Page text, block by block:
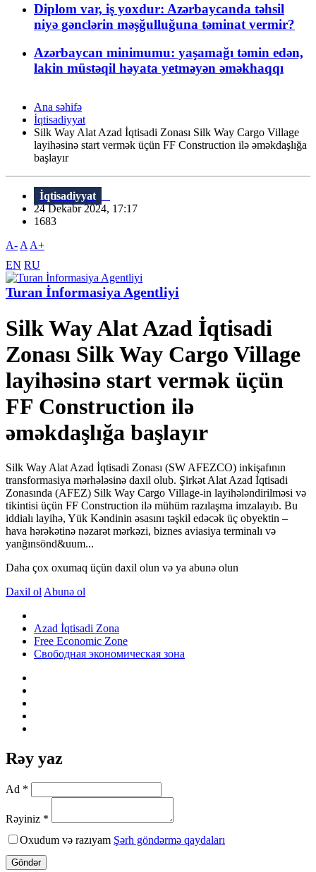
Diplom var, iş yoxdur: Azərbaycanda təhsil
niyə gənclərin məşğulluğuna təminat vermir?
Azərbaycan minimumu: yaşamağı təmin edən,
lakin müstəqil həyata yetməyən əməkhaqqı
Ana səhifə
İqtisadiyyat
Silk Way Alat Azad İqtisadi Zonası Silk Way Cargo Village
layihəsinə start vermək üçün FF Construction ilə əməkdaşlığa
başlayır
İqtisadiyyat
24 Dekabr 2024, 17:17
1683
A- A A+
EN RU
Turan İnformasiya Agentliyi
Silk Way Alat Azad İqtisadi
Zonası Silk Way Cargo Village
layihəsinə start vermək üçün
FF Construction ilə
əməkdaşlığa başlayır
Silk Way Alat Azad İqtisadi Zonası (SW AFEZCO) inkişafının
transformasiya mərhələsinə daxil olub. Şirkət Alat Azad İqtisadi
Zonasında (AFEZ) Silk Way Cargo Village-in layihələndirilməsi və
tikintisi üçün FF Construction ilə mühüm razılaşma imzalayıb. Bu
iddialı layihə, Yük Kəndinin əsasını təşkil edəcək üç obyektin –
hava hərəkətinə nəzarət mərkəzi, biznes aviasiya terminalı və
yanğınsönd&uum...
Daha çox oxumaq üçün daxil olun və ya abunə olun
Daxil ol Abunə ol
Azad İqtisadi Zona
Free Economic Zone
Свободная экономическая зона
Rəy yaz
Ad *
Rəyiniz *
Oxudum və razıyam Şərh göndərmə qaydaları
Göndər